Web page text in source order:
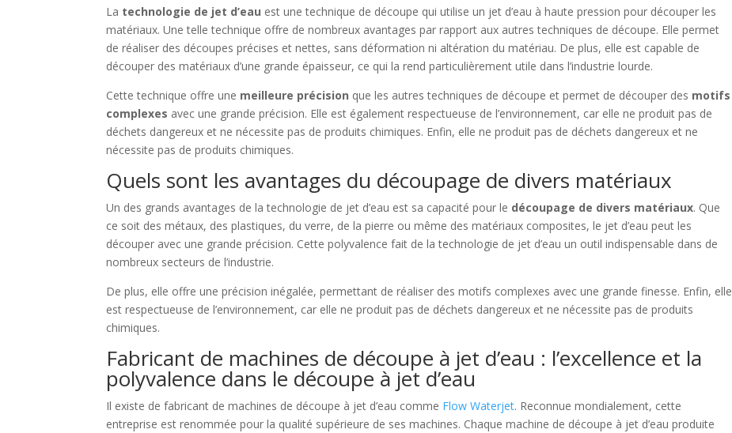
La technologie de jet d’eau est une technique de découpe qui utilise un jet d’eau à haute pression pour découper les
matériaux. Une telle technique offre de nombreux avantages par rapport aux autres techniques de découpe. Elle permet
de réaliser des découpes précises et nettes, sans déformation ni altération du matériau. De plus, elle est capable de
découper des matériaux d’une grande épaisseur, ce qui la rend particulièrement utile dans l’industrie lourde.
Cette technique offre une meilleure précision que les autres techniques de découpe et permet de découper des motifs
complexes avec une grande précision. Elle est également respectueuse de l’environnement, car elle ne produit pas de
déchets dangereux et ne nécessite pas de produits chimiques. Enfin, elle ne produit pas de déchets dangereux et ne
nécessite pas de produits chimiques.
Quels sont les avantages du découpage de divers matériaux
Un des grands avantages de la technologie de jet d’eau est sa capacité pour le découpage de divers matériaux. Que
ce soit des métaux, des plastiques, du verre, de la pierre ou même des matériaux composites, le jet d’eau peut les
découper avec une grande précision. Cette polyvalence fait de la technologie de jet d’eau un outil indispensable dans de
nombreux secteurs de l’industrie.
De plus, elle offre une précision inégalée, permettant de réaliser des motifs complexes avec une grande finesse. Enfin, elle
est respectueuse de l’environnement, car elle ne produit pas de déchets dangereux et ne nécessite pas de produits
chimiques.
Fabricant de machines de découpe à jet d’eau : l’excellence et la
polyvalence dans le découpe à jet d’eau
Il existe de fabricant de machines de découpe à jet d’eau comme Flow Waterjet. Reconnue mondialement, cette
entreprise est renommée pour la qualité supérieure de ses machines. Chaque machine de découpe à jet d’eau produite